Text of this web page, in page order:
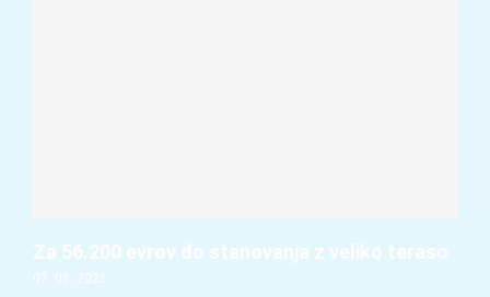
Za 56.200 evrov do stanovanja z veliko teraso
07. 08. 2026